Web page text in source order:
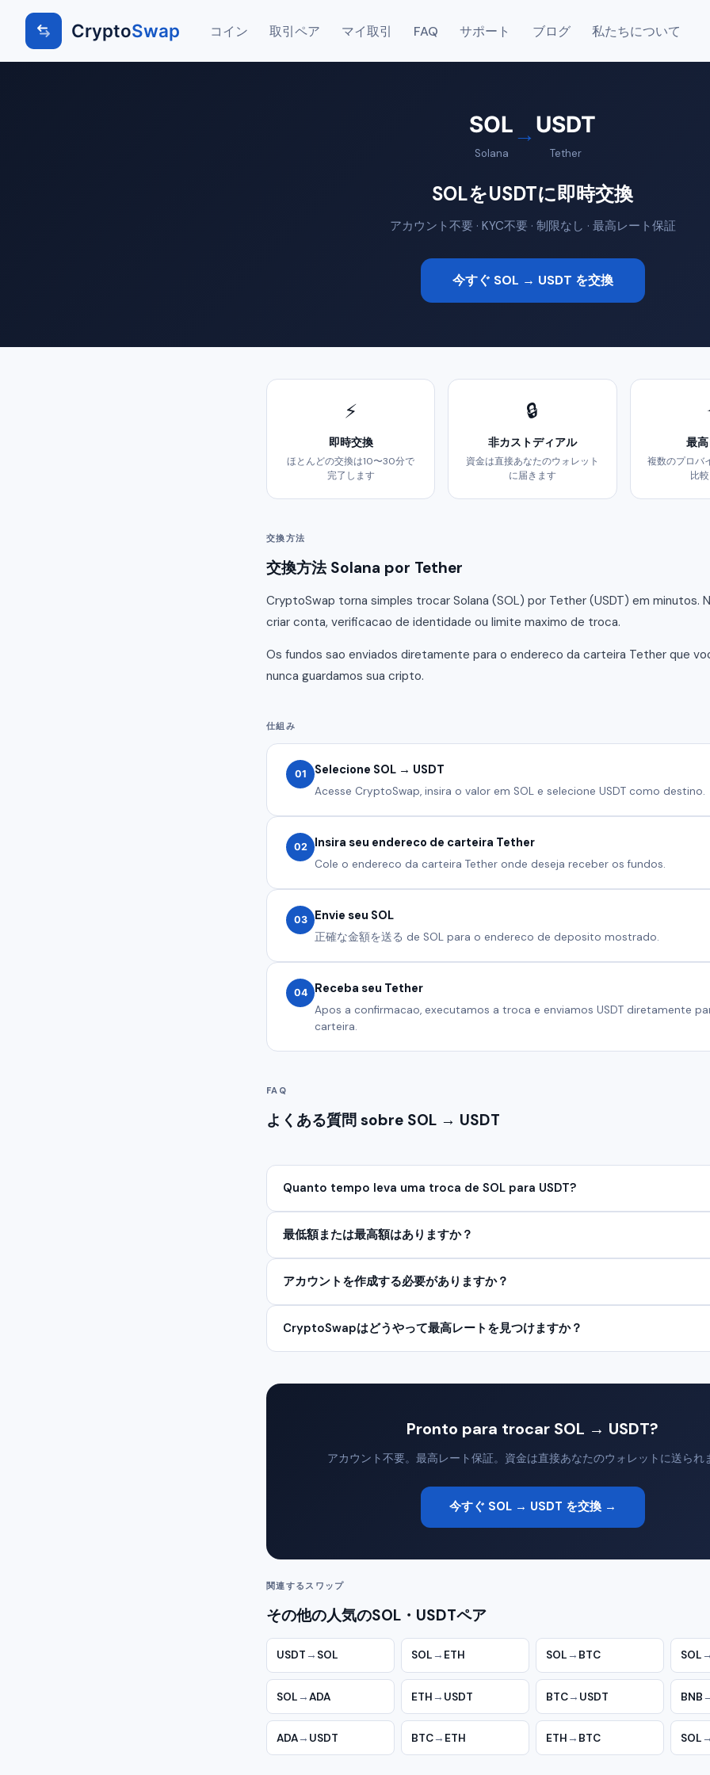
CryptoSwap コイン 取引ペア マイ取引 FAQ サポート ブログ 私たちについて
SOL
Solana
→USDT
Tether
SOLをUSDTに即時交換
アカウント不要 · KYC不要 · 制限なし · 最高レート保証
今すぐ SOL → USDT を交換
⚡
即時交換
ほとんどの交換は10〜30分で
完了します
🔒
非カストディアル
資金は直接あなたのウォレット
に届きます
最
複数のプロバ
比
交換方法
交換方法 Solana por Tether
CryptoSwap torna simples trocar Solana (SOL) por Tether (USDT) em minutos.
criar conta, verificacao de identidade ou limite maximo de troca.
Os fundos sao enviados diretamente para o endereco da carteira Tether que
nunca guardamos sua cripto.
仕組み
01 Selecione SOL → USDT
Acesse CryptoSwap, insira o valor em SOL e selecione USDT como destino.
02 Insira seu endereco de carteira Tether
Cole o endereco da carteira Tether onde deseja receber os fundos.
03 Envie seu SOL
正確な金額を送る de SOL para o endereco de deposito mostrado.
04 Receba seu Tether
Apos a confirmacao, executamos a troca e enviamos USDT diretamente
carteira.
FAQ
よくある質問 sobre SOL → USDT
Quanto tempo leva uma troca de SOL para USDT?
最低額または最高額はありますか？
アカウントを作成する必要がありますか？
CryptoSwapはどうやって最高レートを見つけますか？
Pronto para trocar SOL → USDT?
アカウント不要。最高レート保証。資金は直接あなたのウォレットに送られ
今すぐ SOL → USDT を交換 →
関連するスワップ
その他の人気のSOL・USDTペア
USDT → SOL SOL → ETH SOL → BTC SOL →
SOL →ADA ETH → USDT BTC→ USDT BNB
ADA→ USDT BTC→ ETH ETH → BTC SOL →